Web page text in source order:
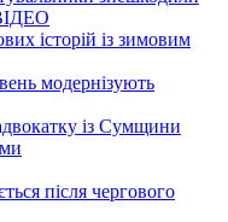
історій із зимовим
модернізують
із Сумщини
після чергового